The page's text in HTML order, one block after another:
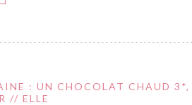
: UN CHOCOLAT CHAUD 3*,
// ELLE